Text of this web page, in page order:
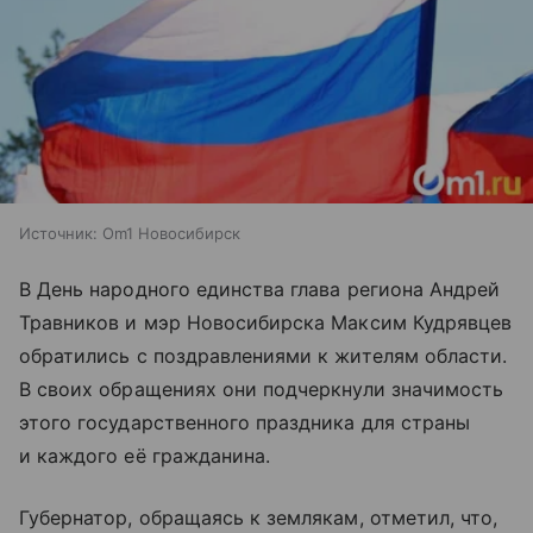
Источник: Om1 Новосибирск
В День народного единства глава региона Андрей
Травников и мэр Новосибирска Максим Кудрявцев
обратились с поздравлениями к жителям области.
В своих обращениях они подчеркнули значимость
этого государственного праздника для страны
и каждого её гражданина.
Губернатор, обращаясь к землякам, отметил, что,